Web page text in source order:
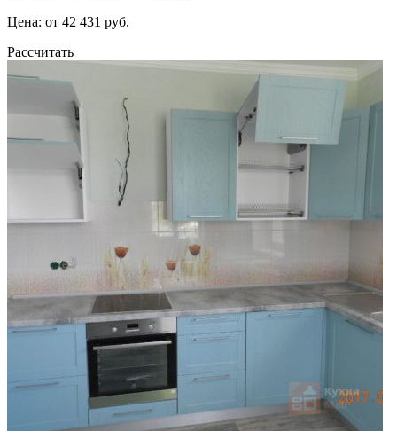
Цена: от 42 431 руб.
Рассчитать